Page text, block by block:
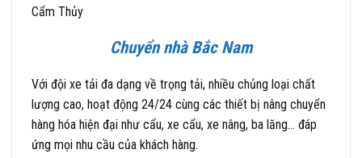
Cẩm Thủy
Chuyển nhà Bắc Nam
Với đội xe tải đa dạng về trọng tải, nhiều chủng loại chất
lượng cao, hoạt động 24/24 cùng các thiết bị nâng chuyển
hàng hóa hiện đại như cẩu, xe cẩu, xe nâng, ba lăng… đáp
ứng mọi nhu cầu của khách hàng.